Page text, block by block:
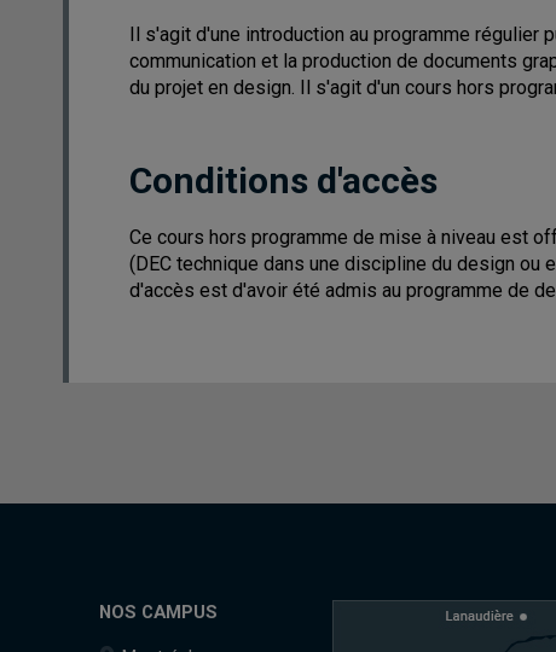
Il s'agit d'une introduction au programme régulier
communication et la production de documents
du projet en design. Il s'agit d'un cours hors
Conditions d'accès
Ce cours hors programme de mise à niveau est
(DEC technique dans une discipline du design
d'accès est d'avoir été admis au programme de
NOS CAMPUS